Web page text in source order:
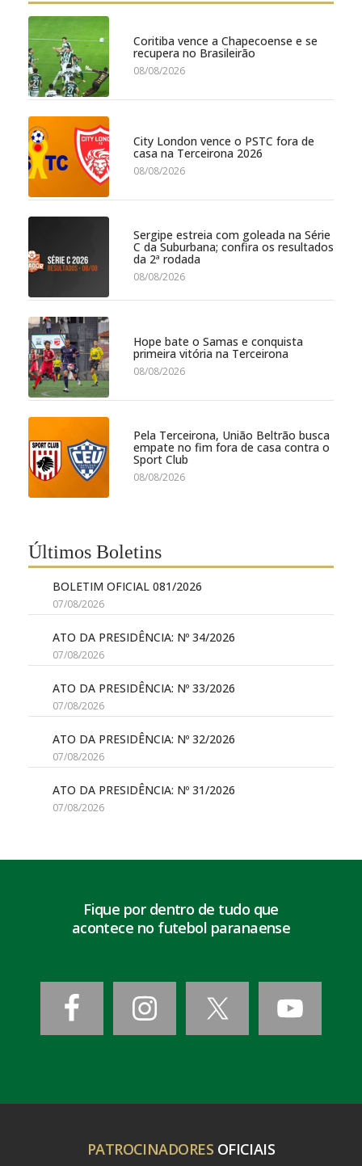
Coritiba vence a Chapecoense e se
recupera no Brasileirão
08/08/2026
City London vence o PSTC fora de
casa na Terceirona 2026
08/08/2026
Sergipe estreia com goleada na Série
C da Suburbana; confira os resultados
da 2ª rodada
08/08/2026
Hope bate o Samas e conquista
primeira vitória na Terceirona
08/08/2026
Pela Terceirona, União Beltrão busca
empate no fim fora de casa contra o
Sport Club
08/08/2026
Últimos Boletins
BOLETIM OFICIAL 081/2026
07/08/2026
ATO DA PRESIDÊNCIA: Nº 34/2026
07/08/2026
ATO DA PRESIDÊNCIA: Nº 33/2026
07/08/2026
ATO DA PRESIDÊNCIA: Nº 32/2026
07/08/2026
ATO DA PRESIDÊNCIA: Nº 31/2026
07/08/2026
Fique por dentro de tudo que
acontece no futebol paranaense
PATROCINADORES OFICIAIS